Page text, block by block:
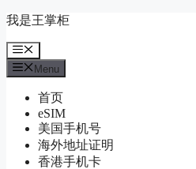
Skip
content
我是王掌柜
Menu
Menu
首页
eSIM
美国手机号
海外地址证明
香港手机卡